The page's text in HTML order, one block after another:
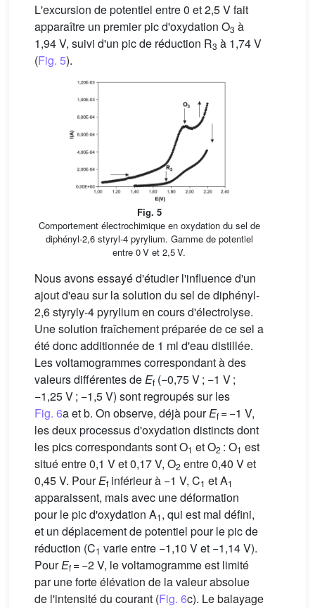
L'excursion de potentiel entre 0 et 2,5 V fait
apparaître un premier pic d'oxydation O3 à
1,94 V, suivi d'un pic de réduction R3 à 1,74 V
(Fig. 5).
Fig. 5
Comportement électrochimique en oxydation du sel de
diphényl-2,6 styryl-4 pyrylium. Gamme de potentiel
entre 0 V et 2,5 V.
Nous avons essayé d'étudier l'influence d'un
ajout d'eau sur la solution du sel de diphényl-
2,6 styryly-4 pyrylium en cours d'électrolyse.
Une solution fraîchement préparée de ce sel a
été donc additionnée de 1 ml d'eau distillée.
Les voltamogrammes correspondant à des
valeurs différentes deEf (−0,75 V ; −1 V ;
−1,25 V ; −1,5 V) sont regroupés sur les
Fig. 6a et b. On observe, déjà pourEf = −1 V,
les deux processus d'oxydation distincts dont
les pics correspondants sont O1 et O2 : O1 est
situé entre 0,1 V et 0,17 V, O2 entre 0,40 V et
0,45 V. PourEf inférieur à −1 V, C1 et A1
apparaissent, mais avec une déformation
pour le pic d'oxydation A1, qui est mal défini,
et un déplacement de potentiel pour le pic de
réduction (C1 varie entre −1,10 V et −1,14 V).
PourEf = −2 V, le voltamogramme est limité
par une forte élévation de la valeur absolue
de l'intensité du courant (Fig. 6c). Le balayage